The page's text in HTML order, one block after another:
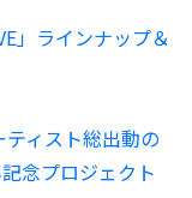
」ラインナップ＆
ティスト総出動の
念プロジェクト